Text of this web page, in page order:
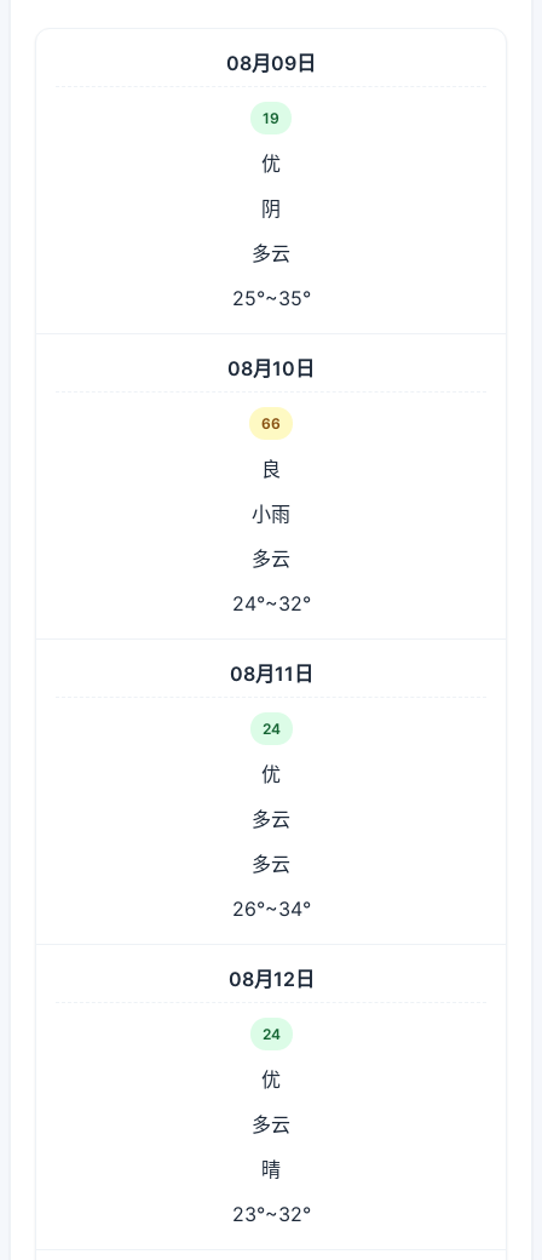
08月09日
19
优
阴
多云
25°~35°
08月10日
66
良
小雨
多云
24°~32°
08月11日
24
优
多云
多云
26°~34°
08月12日
24
优
多云
晴
23°~32°